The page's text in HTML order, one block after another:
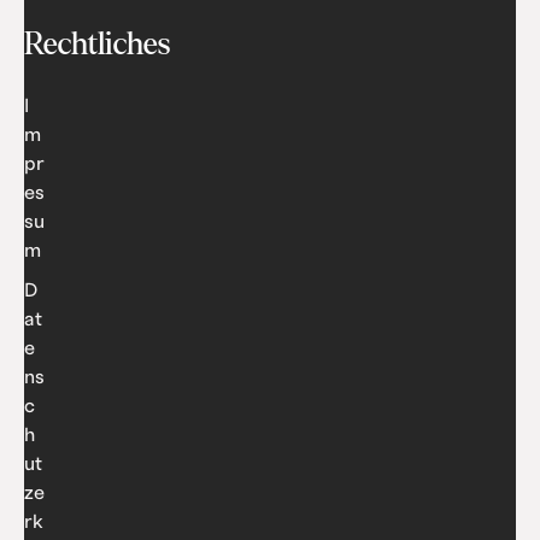
Rechtliches
m
pr
es
su
m
D
at
e
ns
c
h
ut
ze
rk